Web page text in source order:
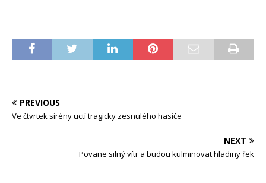
PREVIOUS
Ve čtvrtek sirény uctí tragicky zesnulého hasiče
NEXT
Povane silný vítr a budou kulminovat hladiny řek